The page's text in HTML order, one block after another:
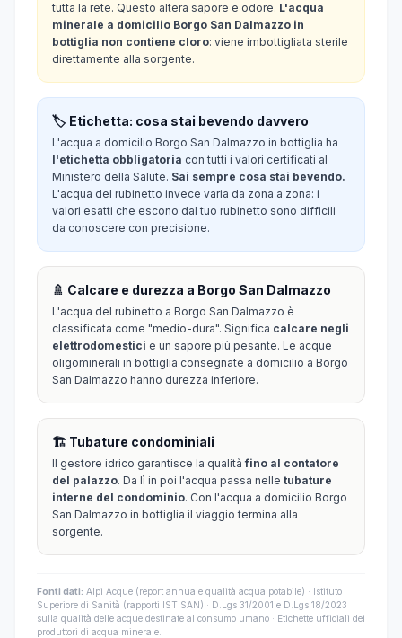
tutta la rete. Questo altera sapore e odore. L'acqua
minerale a domicilio Borgo San Dalmazzo in
bottiglia non contiene cloro: viene imbottigliata sterile
direttamente alla sorgente.
🏷️ Etichetta: cosa stai bevendo davvero
L'acqua a domicilio Borgo San Dalmazzo in bottiglia ha
l'etichetta obbligatoria con tutti i valori certificati al
Ministero della Salute. Sai sempre cosa stai bevendo.
L'acqua del rubinetto invece varia da zona a zona: i
valori esatti che escono dal tuo rubinetto sono difficili
da conoscere con precisione.
🚿 Calcare e durezza a Borgo San Dalmazzo
L'acqua del rubinetto a Borgo San Dalmazzo è
classificata come "medio-dura". Significa calcare negli
elettrodomestici e un sapore più pesante. Le acque
oligominerali in bottiglia consegnate a domicilio a Borgo
San Dalmazzo hanno durezza inferiore.
🏗️ Tubature condominiali
Il gestore idrico garantisce la qualitàfino al contatore
del palazzo. Da lì in poi l'acqua passa nelle tubature
interne del condominio. Con l'acqua a domicilio Borgo
San Dalmazzo in bottiglia il viaggio termina alla
sorgente.
Fonti dati: Alpi Acque (report annuale qualità acqua potabile) · Istituto
Superiore di Sanità (rapporti ISTISAN) · D.Lgs 31/2001 e D.Lgs 18/2023
sulla qualità delle acque destinate al consumo umano · Etichette ufficiali dei
produttori di acqua minerale.